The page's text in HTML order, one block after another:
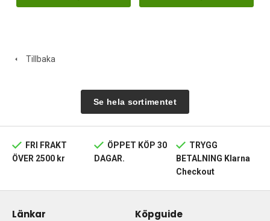
Tillbaka
Se hela sortimentet
FRI FRAKT
ÖVER 2500 kr
ÖPPET KÖP 30
DAGAR.
TRYGG
BETALNING Klarna
Checkout
Länkar Köpguide